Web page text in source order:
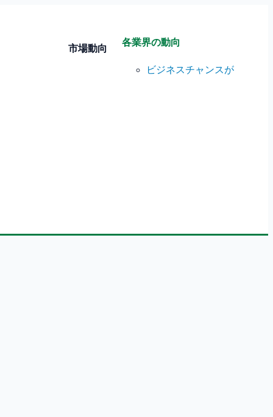
市場動向
各業界の動向
ビジネスチャンスが